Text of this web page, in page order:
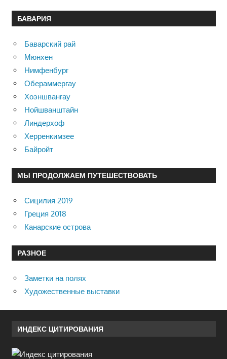
БАВАРИЯ
Баварский рай
Мюнхен
Нимфенбург
Обераммергау
Хоэншвангау
Нойшванштайн
Линдерхоф
Херренкимзее
Байройт
МЫ ПРОДОЛЖАЕМ ПУТЕШЕСТВОВАТЬ
Сицилия 2019
Греция 2018
Канарские острова
РАЗНОЕ
Заметки на полях
Художественные выставки
ИНДЕКС ЦИТИРОВАНИЯ